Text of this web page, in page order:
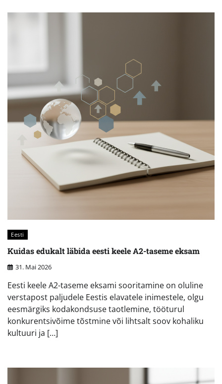
Eesti
Kuidas edukalt läbida eesti keele A2-taseme eksam
31. Mai 2026
Eesti keele A2-taseme eksami sooritamine on oluline
verstapost paljudele Eestis elavatele inimestele, olgu
eesmärgiks kodakondsuse taotlemine, tööturul
konkurentsivõime tõstmine või lihtsalt soov kohaliku
kultuuri ja […]